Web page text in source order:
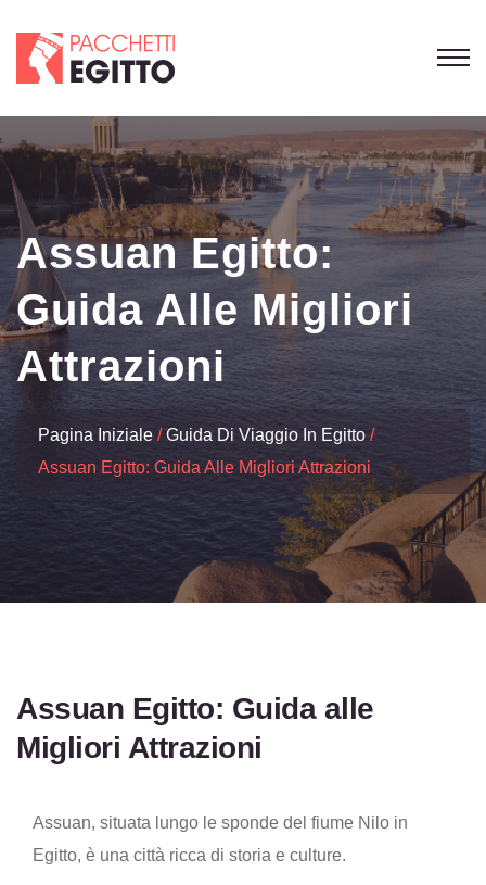
Assuan Egitto:
Guida Alle Migliori
Attrazioni
Pagina Iniziale
Guida Di Viaggio In Egitto
Assuan Egitto: Guida Alle Migliori Attrazioni
Assuan Egitto: Guida alle
Migliori Attrazioni
Assuan, situata lungo le sponde del fiume Nilo in
Egitto, è una città ricca di storia e culture.